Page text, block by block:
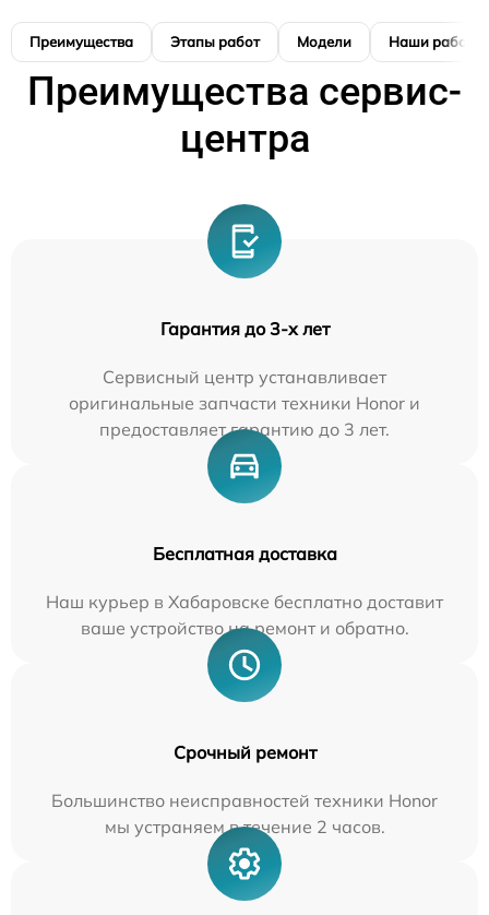
Преимущества Этапы работ Модели Наши работы
Преимущества сервис-
центра
Гарантия до 3-х лет
Сервисный центр устанавливает
оригинальные запчасти техники Honor и
предоставляет гарантию до 3 лет.
Бесплатная доставка
Наш курьер в Хабаровске бесплатно доставит
ваше устройство на ремонт и обратно.
Срочный ремонт
Большинство неисправностей техники Honor
мы устраняем в течение 2 часов.